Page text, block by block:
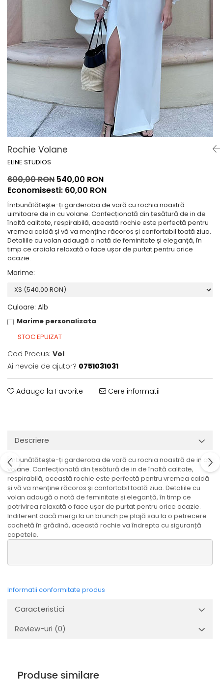
Rochie Volane
ELINE STUDIOS
600,00 RON 540,00 RON
Economisesti: 60,00 RON
Îmbunătățește-ți garderoba de vară cu rochia noastră
uimitoare de in cu volane. Confecționată din țesătură de in de
înaltă calitate, respirabilă, această rochie este perfectă pentru
vremea caldă și vă va menține răcoros și confortabil toată ziua.
Detaliile cu volan adaugă o notă de feminitate și eleganță, în
timp ce croiala relaxată o face ușor de purtat pentru orice
ocazie.
Marime:
Culoare: Alb
Marime personalizata
STOC EPUIZAT
Cod Produs: Vol
Ai nevoie de ajutor? 0751031031
Adauga la Favorite Cere informatii
Descriere
Îmbunătățește-ți garderoba de vară cu rochia noastră de in cu
volane. Confecționată din țesătură de in de înaltă calitate,
respirabilă, această rochie este perfectă pentru vremea caldă
și vă va menține răcoros și confortabil toată ziua. Detaliile cu
volan adaugă o notă de feminitate și eleganță, în timp ce
potrivirea relaxată o face ușor de purtat pentru orice ocazie.
Indiferent dacă mergi la un brunch pe plajă sau la o petrecere
cochetă în grădină, această rochie va îndrepta cu siguranță
capetele.
Informatii conformitate produs
Caracteristici
Review-uri (0)
Produse similare